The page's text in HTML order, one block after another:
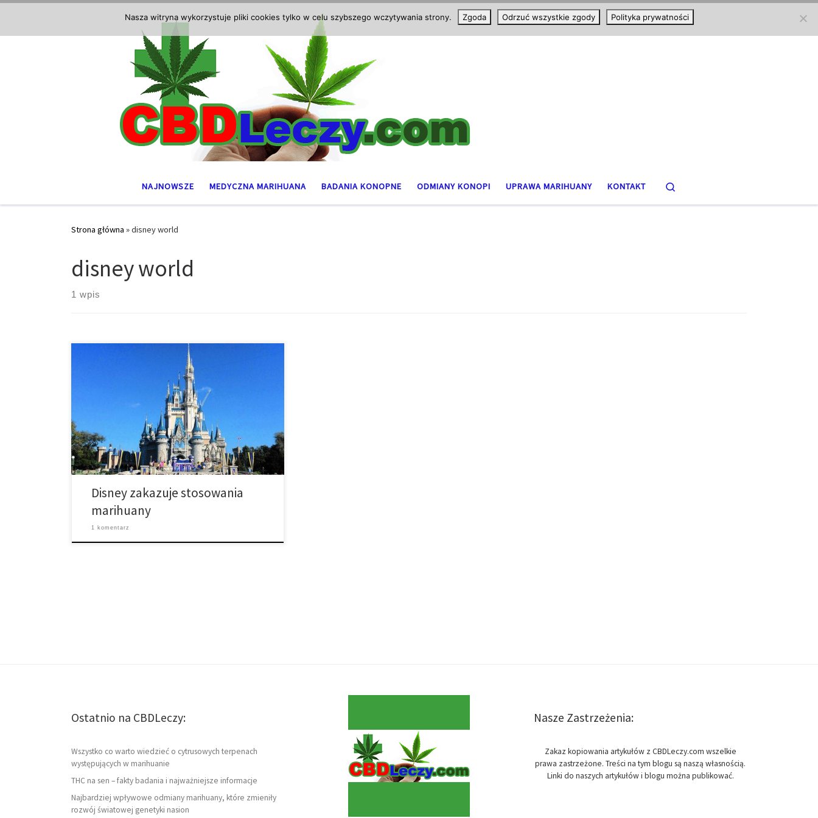
NAJNOWSZE MEDYCZNA MARIHUANA BADANIA KONOPNE ODMIANY KONOPI UPRAWA MARIHUANY KONTAKT
Strona główna »disney world
disney world
1 wpis
Disney World zakazuje stosowania marihuany w
swoich parkach. Na początku tego tygodnia, firma Walt
Disney Company odwróciła się od pacjentów
medycznej marihuany, zakazując stosowania cannabis
w parkach Disney World. Disney’s Magic Kingdom stało
się trochę mniej magiczne, ponieważ Disney World
oficjalnie zakazało stosowania marihuany w swoich
parkach. Zakaz stał się […]
Disney zakazuje stosowania
marihuany
1 komentarz
Ostatnio na CBDLeczy:
Wszystko co warto wiedzieć o cytrusowych terpenach
występujących w marihuanie
THC na sen – fakty badania i najważniejsze informacje
Najbardziej wpływowe odmiany marihuany, które zmieniły
rozwój światowej genetyki nasion
Nasze Zastrzeżenia:
Zakaz kopiowania artykułów z CBDLeczy.com wszelkie
prawa zastrzeżone. Treści na tym blogu są naszą własnością.
Linki do naszych artykułów i blogu można publikować.
Nasza witryna wykorzystuje pliki cookies tylko w celu szybszego wczytywania strony. Zgoda Odrzuć wszystkie zgody Polityka prywatności